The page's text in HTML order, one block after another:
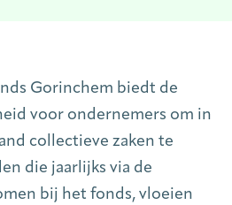
Gorinchem biedt de
voor ondernemers om in
collectieve zaken te
die jaarlijks via de
bij het fonds, vloeien